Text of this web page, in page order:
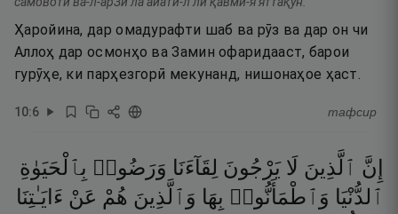
Ҳаройина, дар омадурафти шаб ва рӯз ва дар он чи
Аллоҳ дар осмонҳо ва Замин офаридааст, барои
гурӯҳе, ки парҳезгорӣ мекунанд, нишонаҳое ҳаст.
10:6 тафсир
إِنَّ ٱلَّذِينَ لَا يَرْجُونَ لِقَآءَنَا وَرَضُوا۟ بِٱلْحَيَوٰةِ
ٱلدُّنْيَا وَٱطْمَأَنُّوا۟ بِهَا وَٱلَّذِينَ هُمْ عَنْ ءَايَـٰتِنَا